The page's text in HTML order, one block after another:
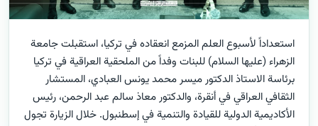
استعداداً لأسبوع العلم المزمع انعقاده في تركيا، استقبلت جامعة
الزهراء (عليها السلام) للبنات وفداً من الملحقية العراقية في تركيا
برئاسة الاستاذ الدكتور ميسر محمد يونس العبادي، المستشار
الثقافي العراقي في أنقرة، والدكتور معاذ سالم عبد الرحمن، رئيس
الأكاديمية الدولية للقيادة والتنمية في إسطنبول. خلال الزيارة تجول